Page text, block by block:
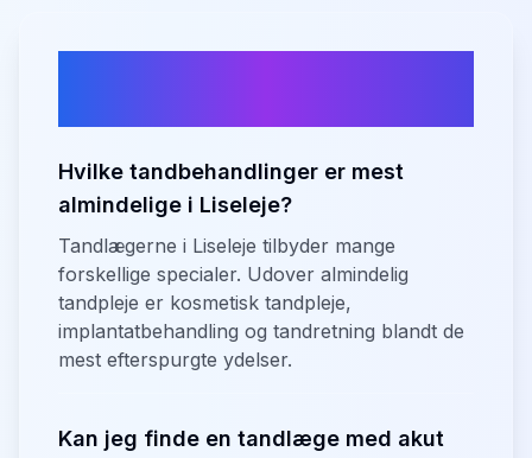
Hvilke tandbehandlinger er mest
almindelige i Liseleje?
Tandlægerne i Liseleje tilbyder mange
forskellige specialer. Udover almindelig
tandpleje er kosmetisk tandpleje,
implantatbehandling og tandretning blandt de
mest efterspurgte ydelser.
Kan jeg finde en tandlæge med akut